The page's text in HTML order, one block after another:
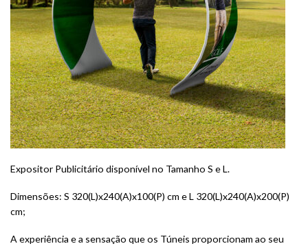
Expositor Publicitário disponível no Tamanho S e L.
Dimensões: S 320(L)x240(A)x100(P) cm e L 320(L)x240(A)x200(P)
cm;
A experiência e a sensação que os Túneis proporcionam ao seu